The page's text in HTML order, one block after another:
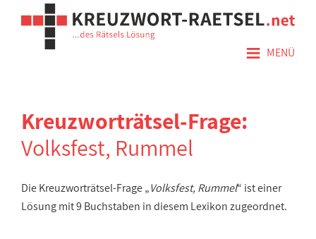
≡ MENÜ
Kreuzworträtsel-Frage:
Volksfest, Rummel
Die Kreuzworträtsel-Frage „Volksfest, Rummel“ ist einer
Lösung mit 9 Buchstaben in diesem Lexikon zugeordnet.